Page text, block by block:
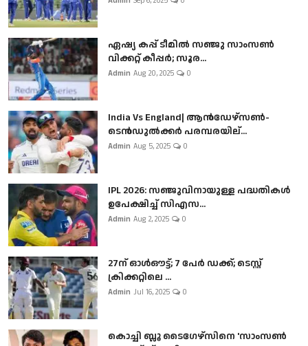
ഏഷ്യ കപ്പ് ടീമിൽ സഞ്ജു സാംസൺ
വിക്കറ്റ് കീപ്പർ; സൂര...
Admin Aug 20, 2025 0
India Vs England| ആൻഡേഴ്സൺ-
ടെൻഡുല്‍ക്കർ പരമ്പരയില്...
Admin Aug 5, 2025 0
IPL 2026: സഞ്ജുവിനായുള്ള പദ്ധതികൾ
ഉപേക്ഷിച്ച് സിഎസ...
Admin Aug 2, 2025 0
27ന് ഓൾഔട്ട്; 7 പേർ ഡക്ക്; ടെസ്റ്റ്
ക്രിക്കറ്റിലെ ...
Admin Jul 16, 2025 0
കൊച്ചി ബ്ലൂ ടൈഗേഴ്സിനെ 'സാംസൺ